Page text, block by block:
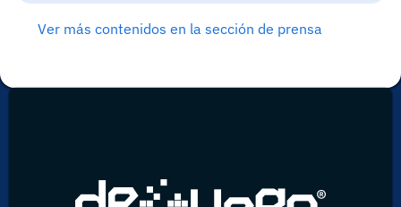
Ver más contenidos en la sección de prensa